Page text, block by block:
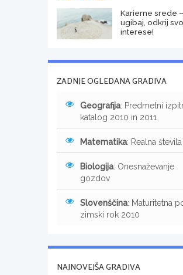
Karierne srede
ugibaj, odkrij
interese!
ZADNJE OGLEDANA GRADIVA
Geografija: Predmetni
katalog 2010 in 2011
Matematika: Realna števila
Biologija: Onesnaževanje
gozdov
Slovenščina: Maturitetna
zimski rok 2010
NAJNOVEJŠA GRADIVA